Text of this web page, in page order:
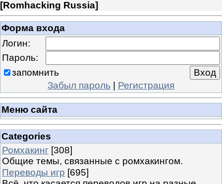
[Romhacking Russia]
Форма входа
Логин:
Пароль:
запомнить
Забыл пароль | Регистрация
Меню сайта
Categories
Ромхакинг [308]
Общие темы, связанные с ромхакингом.
Переводы игр [695]